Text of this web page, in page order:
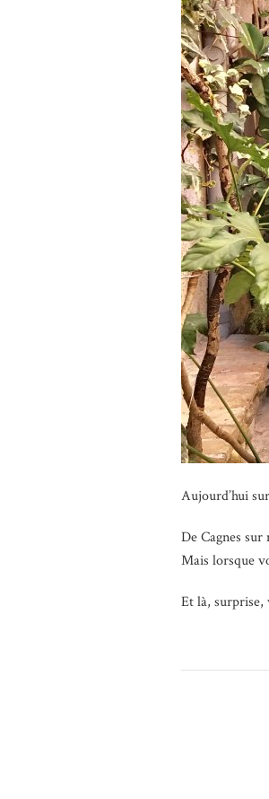
Aujourd’hui
De Cagnes
Mais lorsque
Et là, surprise,